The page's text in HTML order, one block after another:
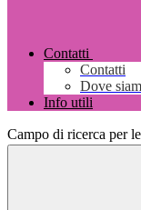
Contatti
Contatti
Dove
Info utili
Campo di ricerca per